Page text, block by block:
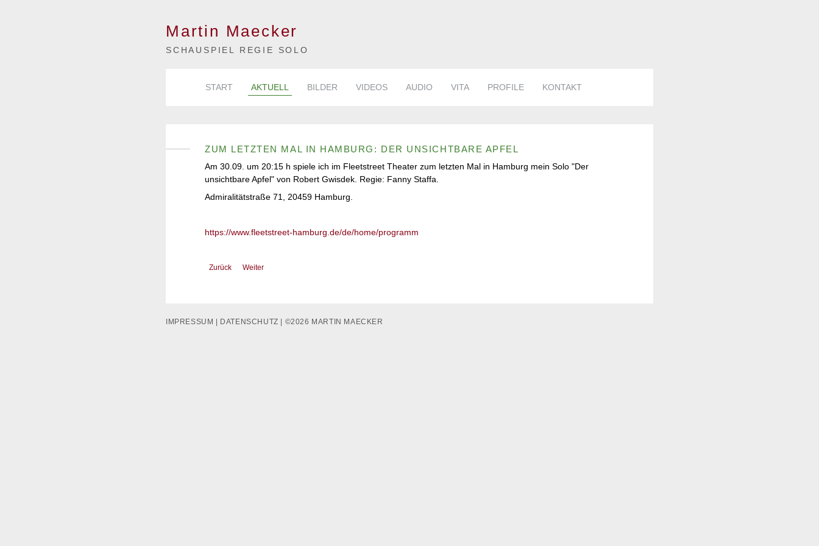
Martin Maecker
SCHAUSPIEL REGIE SOLO
START AKTUELL BILDER VIDEOS AUDIO VITA PROFILE KONTAKT
ZUM LETZTEN MAL IN HAMBURG: DER UNSICHTBARE APFEL
Am 30.09. um 20:15 h spiele ich im Fleetstreet Theater zum letzten Mal in Hamburg mein Solo "Der
unsichtbare Apfel" von Robert Gwisdek. Regie: Fanny Staffa.
Admiralitätstraße 71, 20459 Hamburg.
https://www.fleetstreet-hamburg.de/de/home/programm
Zurück Weiter
IMPRESSUM DATENSCHUTZ | ©2026 MARTIN MAECKER